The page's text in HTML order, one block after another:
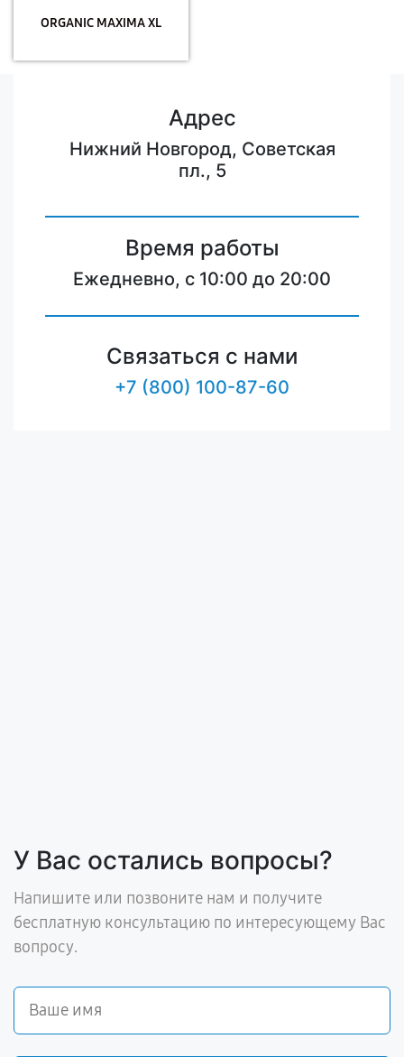
ORGANIC MAXIMA XL
Адрес
Нижний Новгород, Советская
пл., 5
Время работы
Ежедневно, с 10:00 до 20:00
Связаться с нами
+7 (800) 100-87-60
У Вас остались вопросы?
Напишите или позвоните нам и получите
бесплатную консультацию по интересующему Вас
вопросу.